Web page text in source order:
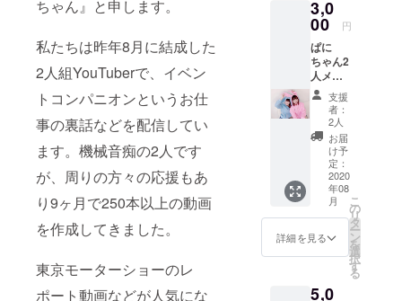
ちゃん』と申します。
私たちは昨年8月に結成した
2人組YouTuberで、イベン
トコンパニオンというお仕
事の裏話などを配信してい
ます。機械音痴の2人です
が、周りの方々の応援もあ
り9ヶ月で250本以上の動画
を作成してきました。
東京モーターショーのレ
ポート動画などが人気にな
3,0
00 円
ぱに
ちゃん2
人メッ
セージ
入り写
メ（全
員共
通） ぱ
にちゃ
ん2人あ
なただ
けへの
お礼動
画
支援
者：
2人
お届
け予
定：
2020
年08
月
詳細を見る
こ
の
リ
タ
ー
ン
を
選
択
す
る
5,0